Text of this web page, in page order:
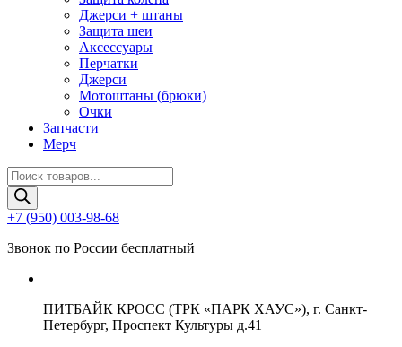
Джерси + штаны
Защита шеи
Аксессуары
Перчатки
Джерси
Мотоштаны (брюки)
Очки
Запчасти
Мерч
Поиск
товаров
+7 (950) 003-98-68
Звонок по России бесплатный
ПИТБАЙК КРОСС (ТРК «ПАРК ХАУС»), г. Санкт-
Петербург, Проспект Культуры д.41